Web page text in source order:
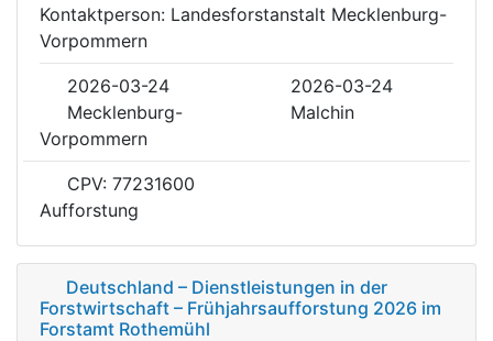
Kontaktperson: Landesforstanstalt Mecklenburg-
Vorpommern
2026-03-24
2026-03-24
Mecklenburg-
Vorpommern
Malchin
CPV: 77231600
Aufforstung
Deutschland – Dienstleistungen in der
Forstwirtschaft – Frühjahrsaufforstung 2026 im
Forstamt Rothemühl